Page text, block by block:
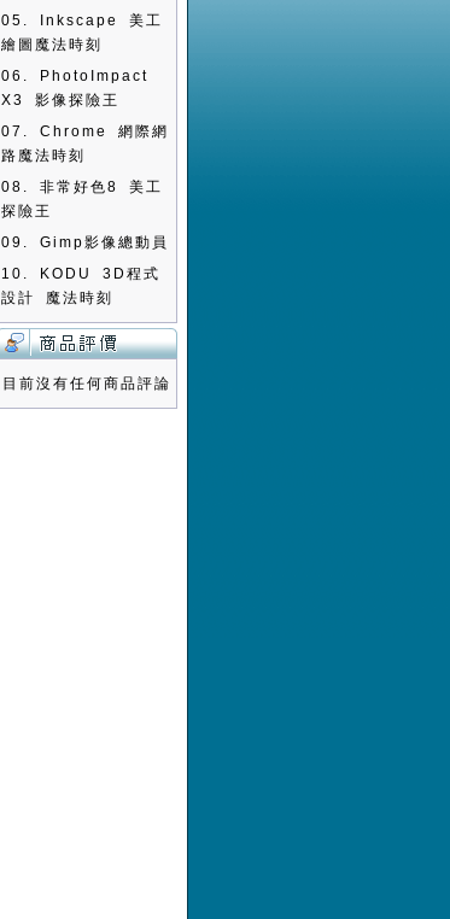
05.
Inkscape 美工
繪圖魔法時刻
06.
PhotoImpact
X3 影像探險王
07. Chrome 網際網
路魔法時刻
08. 非常好色8 美工
探險王
09. Gimp影像總動員
10.
KODU 3D程式
設計 魔法時刻
目前沒有任何商品評論